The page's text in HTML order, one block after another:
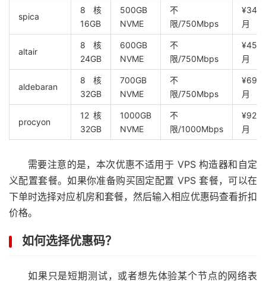
spica
8核
16GB
500GB
NVME
不
限/750Mbps
月
altair
8核
24GB
600GB
NVME
不
限/750Mbps
月
aldebaran
8核
32GB
700GB
NVME
不
限/750Mbps
月
procyon
12核
32GB
1000GB
NVME
不
限/1000Mbps
月
需要注意的是，本次优惠不适用于 VPS 构造器和自定
义配置套餐。如果你准备购买固定配置 VPS 套餐，可以在
下单时选择对应机房和套餐，然后输入相应优惠码查看折扣
价格。
如何选择优惠码？
如果只是短期测试，或者想先体验某个节点的网络表